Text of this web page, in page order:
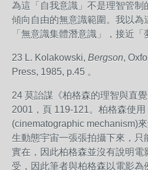
為這「自我意識」不是理智管制
傾向自由的無意識範圍。我以為
「無意識集體潛意識」，接近「
23 L. Kolakowski, Bergson,
Press, 1985, p.45 。
24 莫詒謀《柏格森的理智與直
2001，頁 119-121。柏格森使用
(cinematographic mechanism)
生動態宇宙一張張拍攝下來，只
實在，因此柏格森並沒有說明電
受，因此筆者與柏格森以電影為